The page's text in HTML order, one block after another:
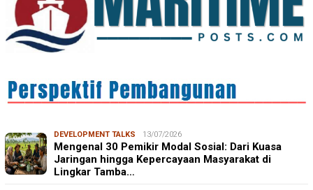
DEVELOPMENT TALKS 13/07/2026
Mengenal 30 Pemikir Modal Sosial: Dari Kuasa
Jaringan hingga Kepercayaan Masyarakat di
Lingkar Tamba…